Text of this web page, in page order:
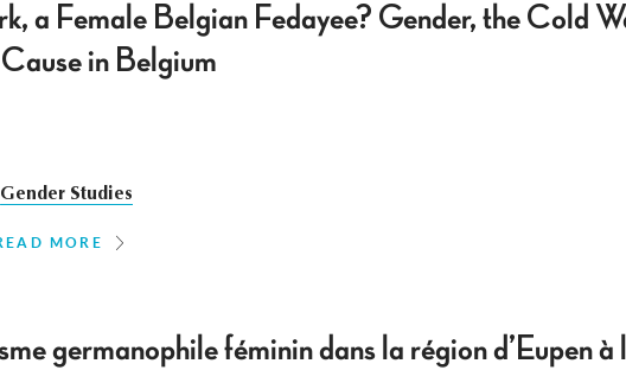
a Female Belgian Fedayee? Gender, the Cold
in Belgium
Gender Studies
MORE
germanophile féminin dans la région d’Eupen à